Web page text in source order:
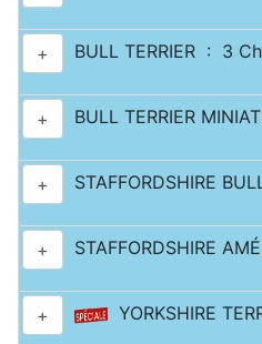
+ BULL TERRIER : 3
+ BULL TERRIER
+ STAFFORDSHIRE
+ STAFFORDSHIRE
+ YORKSHIRE